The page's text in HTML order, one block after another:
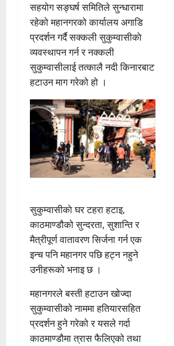
सहयोग सङ्घर्ष समितिले सुन्धारामा
रहेको महानगरको कार्यालय अगाडि
प्रदर्शन गर्दै सक्कली सुकुम्वासीकाे
व्यवस्थापन गर्न र नक्कली
सुकुम्वासीलाई तत्कालै नदी किनारबाट
हटाउन माग गरेको हो ।
सुकुम्वासीकाे घर टहरा हटाइ,
काठमाण्डौको सुन्दरता, सुशान्ति र
मैत्रीपूर्ण वातावरण सिर्जना गर्न एक
इन्च पनि महानगर पछि हट्न नहुने
उनीहरूको भनाइ छ ।
महानगरले बस्ती हटाउन खोज्दा
सुकुम्वासीको नाममा हतियारसहित
प्रदर्शन हुने गरेको र यसले गर्दा
काठमाण्डौमा त्रास फैलिएको तथा